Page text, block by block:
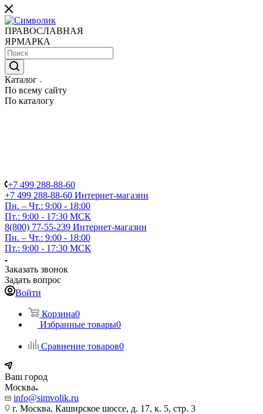
ПРАВОСЛАВНАЯ
ЯРМАРКА
Каталог
По всему сайту
По каталогу
+7 499 288-88-60
+7 499 288-88-60 Интернет-магазин
Пн. – Чт.: 9:00 - 18:00
Пт.: 9:00 - 17:30 МСК
8(800) 77-55-239 Интернет-магазин
Пн. – Чт.: 9:00 - 18:00
Пт.: 9:00 - 17:30 МСК
Заказать звонок
Задать вопрос
Войти
Корзина0
Избранные товары0
Сравнение товаров0
Ваш город
Москва
info@simvolik.ru
г. Москва, Каширское шоссе, д. 17, к. 5, стр. 3